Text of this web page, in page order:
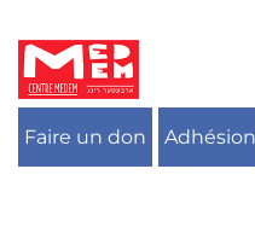
contenu
Faire un don Adhésion